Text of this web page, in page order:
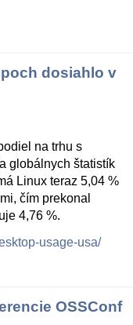
dosiahlo v
na trhu s
globálnych štatistík
Linux teraz 5,04 %
čím prekonal
4,76 %.
usage-usa/
OSSConf